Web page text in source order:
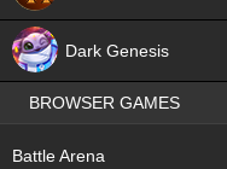
Dark Genesis
BROWSER GAMES
Battle Arena